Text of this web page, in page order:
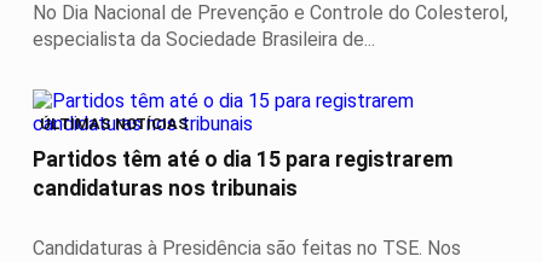
No Dia Nacional de Prevenção e Controle do Colesterol,
especialista da Sociedade Brasileira de...
ÚLTIMAS NOTÍCIAS
Partidos têm até o dia 15 para registrarem
candidaturas nos tribunais
Candidaturas à Presidência são feitas no TSE. Nos